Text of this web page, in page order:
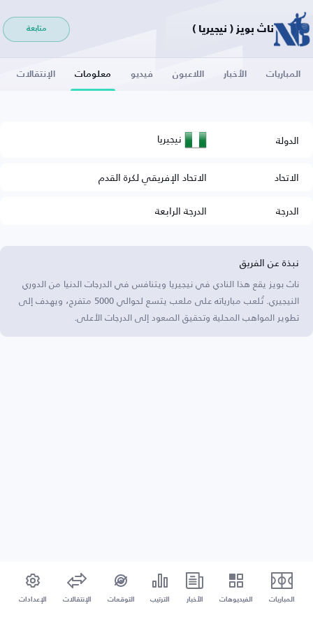
ناث بويز ( نيجيريا ) متابعة
المباريات الأخبار اللاعبون فيديو معلومات الإنتقالات
الدولة نيجيريا
الاتحاد
الاتحاد الإفريقي لكرة القدم
الدرجة
الدرجة الرابعة
نبذة عن الفريق
ناث بويز يقع هذا النادي في نيجيريا ويتنافس في الدرجات الدنيا من الدوري
النيجيري. تُلعب مبارياته على ملعب يتسع لحوالي 5000 متفرج، ويهدف إلى
تطوير المواهب المحلية وتحقيق الصعود إلى الدرجات الأعلى.
المباريات الفيديوهات الأخبار الترتيب التوقعات الإنتقالات الإعدادات